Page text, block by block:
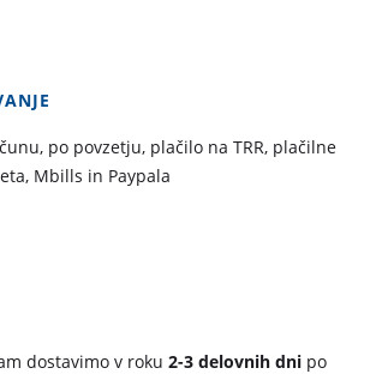
po povzetju, plačilo na TRR, plačilne
Mbills in Paypala
dostavimo v roku 2-3 delovnih dni po